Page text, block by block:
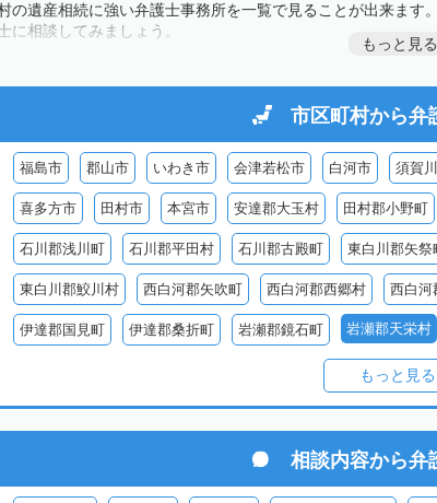
の遺産相続に強い弁護士事務所を一覧で見ることが出来ま
に相談してみましょう。
もっと見る
市区町村から弁
福島市 郡山市 いわき市 会津若松市 白河市 須賀
喜多方市 田村市 本宮市 安達郡大玉村 田村郡小野町
石川郡浅川町 石川郡平田村 石川郡古殿町 東白川郡矢祭
東白川郡鮫川村 西白河郡矢吹町 西白河郡西郷村 西白河
伊達郡国見町 伊達郡桑折町 岩瀬郡鏡石町 岩瀬郡天栄村
双葉郡浪江町
耶麻郡猪苗代町 耶麻郡磐梯町 耶麻郡西会津町 耶麻郡北
大沼郡金山町 大沼郡三
南会津郡下郷町 南会津郡只見町 南会津郡檜枝岐村
もっと見る
相談内容から弁